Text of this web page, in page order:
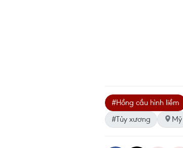
#Hồng cầu hình liềm
#Tủy xương
Mỹ